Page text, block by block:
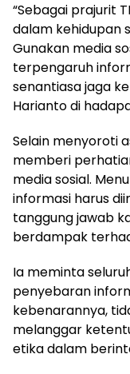
“Sebagai prajurit
dalam kehidupan
Gunakan media
terpengaruh
senantiasa jaga
Harianto di
Selain menyoroti
memberi
media sosial.
informasi harus
tanggung jawab
berdampak
Ia meminta
penyebaran
kebenarannya,
melanggar
etika dalam